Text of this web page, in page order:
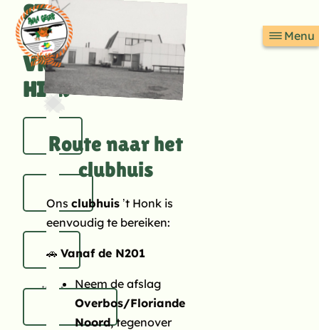
Direct naar content
Terug naar de startpagina
Menu
STEL
JE
VRAGEN
HIER
Voornaam
mailadres
Telefoonnummer
Route naar het
clubhuis
Onsclubhuis ’t Honk is
eenvoudig te bereiken:
🚗Vanaf de N201
Neem de afslag
Overbos/Floriande
Noord, tegenover